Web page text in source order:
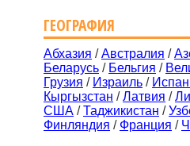
ГЕОГРАФИЯ
Абхазия /Австралия /
Беларусь / Бельгия /
Грузия / Израиль /
Кыргызстан /Латвия /
США /Таджикистан /
Финляндия / Франция /